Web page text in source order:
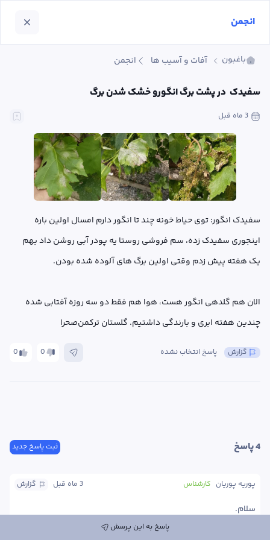
باغبون آفات و آسیب ها انجمن
سفیدک  در پشت برگ انگورو خشک شدن برگ
3 ماه قبل
چندین هفته ابری و بارندگی داشتیم. گلستان ترکمن‌صحرا
0 0 پاسخ انتخاب نشده گزارش
ثبت پاسخ جدید 4 پاسخ
گزارش 3 ماه قبل کارشناس پوریه پوریان
پاسخ به این پرسش
انجمن